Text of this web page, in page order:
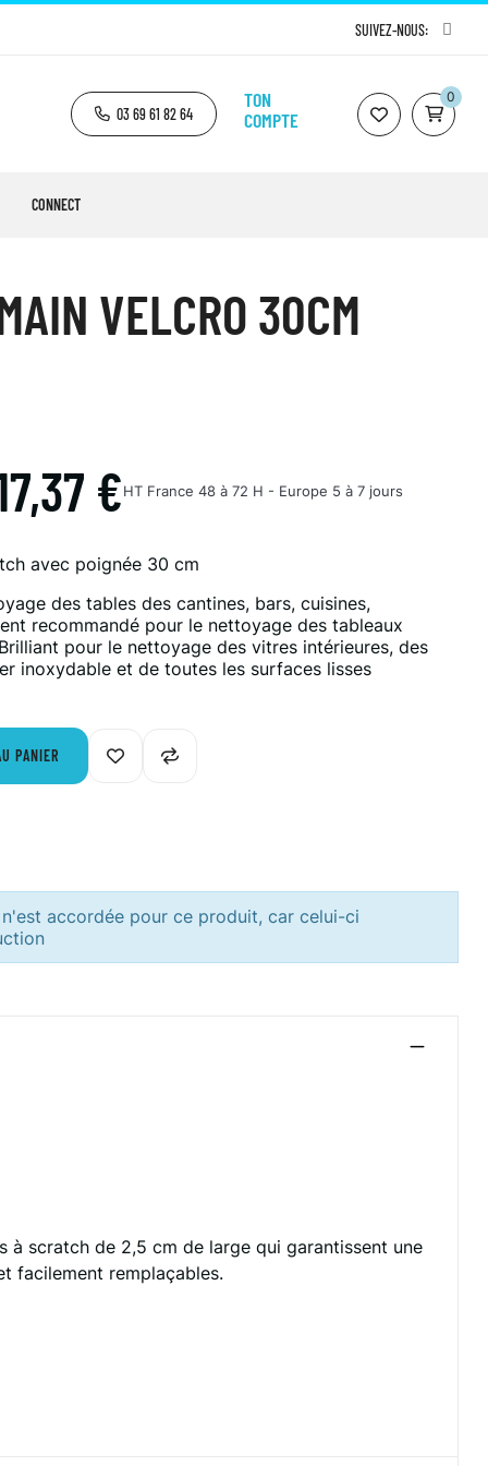
SUIVEZ-NOUS:
03 69 61 82 64
TON
COMPTE
0
CONNECT
VELCRO 30CM
€HT France 48 à 72 H - Europe 5 à 7 jours
avec poignée 30 cm
des tables des cantines, bars, cuisines,
recommandé pour le nettoyage des tableaux
pour le nettoyage des vitres intérieures, des
inoxydable et de toutes les surfaces lisses
PANIER
accordée pour ce produit, car celui-ci
à scratch de 2,5 cm de large qui garantissent une
facilement remplaçables.